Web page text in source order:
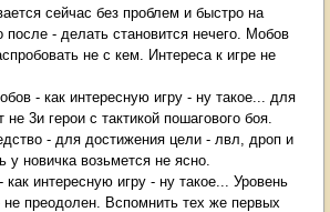
сейчас без проблем и быстро на
после - делать становится нечего. Мобов
не с кем. Интереса к игре не
- как интересную игру - ну такое... для
3и герои с тактикой пошагового боя.
- для достижения цели - лвл, дроп и
у новичка возьмется не ясно.
как интересную игру - ну такое... Уровень
не преодолен. Вспомнить тех же первых